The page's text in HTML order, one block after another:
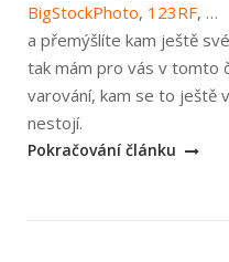
BigStockPhoto, 123RF, …
a přemýšlíte kam ještě
tak mám pro vás v tomto
varování, kam se to ještě
nestojí.
fotobanky,
Pokračování článku